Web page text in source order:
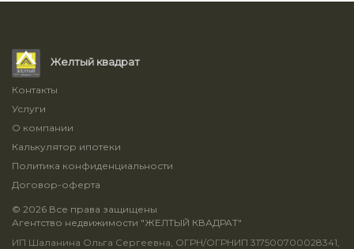
Желтый квадрат
Контакты
Услуги
О компании
Калькулятор ипотеки
Политика конфиденциальности
Договор-оферта
© 2026 Все права защищены
Агентство недвижимости "ЖЕЛТЫЙ КВАДРАТ"
ИП Шаланина Ольга Сергеевна, ОГРН/ОГРНИП 317500700028341,